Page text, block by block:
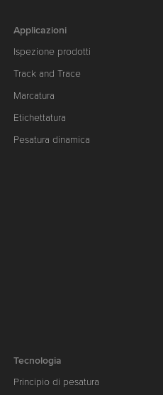
Applicazioni
Ispezione prodotti
Track and Trace
Marcatura
Etichettatura
Pesatura dinamica
Tecnologia
Principio di pesatura